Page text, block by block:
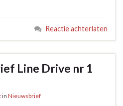
Reactie achterlaten
Line Drive nr 1
in Nieuwsbrief